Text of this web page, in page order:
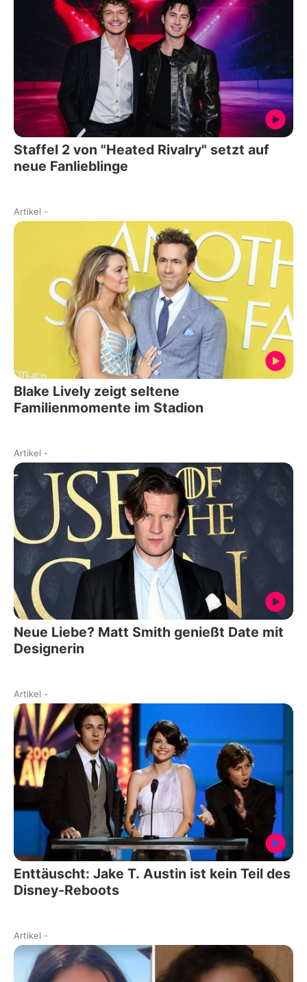
Staffel 2 von "Heated Rivalry" setzt auf
neue Fanlieblinge
Artikel -
Blake Lively zeigt seltene
Familienmomente im Stadion
Artikel -
Neue Liebe? Matt Smith genießt Date mit
Designerin
Artikel -
Enttäuscht: Jake T. Austin ist kein Teil des
Disney-Reboots
Artikel -